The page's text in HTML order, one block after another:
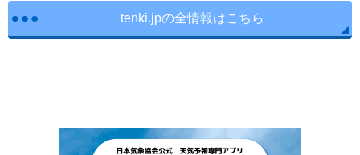
tenki.jpの全情報はこちら